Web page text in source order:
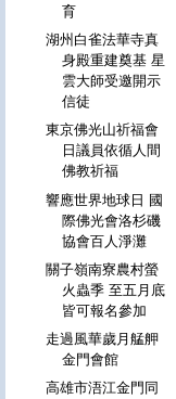
育
湖州白雀法華寺真
身殿重建奠基 星
雲大師受邀開示
信徒
東京佛光山祈福會
日議員依循人間
佛教祈福
響應世界地球日 國
際佛光會洛杉磯
協會百人淨灘
關子嶺南寮農村螢
火蟲季 至五月底
皆可報名參加
走過風華歲月艋舺
金門會館
高雄市浯江金門同